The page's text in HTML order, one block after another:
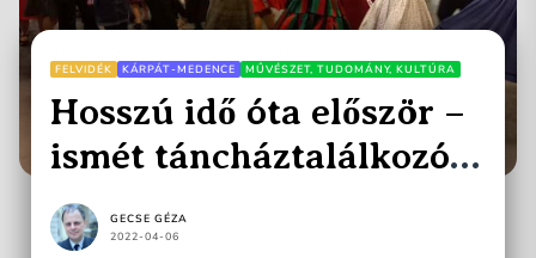
FELVIDÉK KÁRPÁT-MEDENCE MŰVÉSZET, TUDOMÁNY, KULTÚRA
Hosszú idő óta először –
ismét táncháztalálkozó –
immár 41. alkalommal!
GECSE GÉZA
2022-04-06